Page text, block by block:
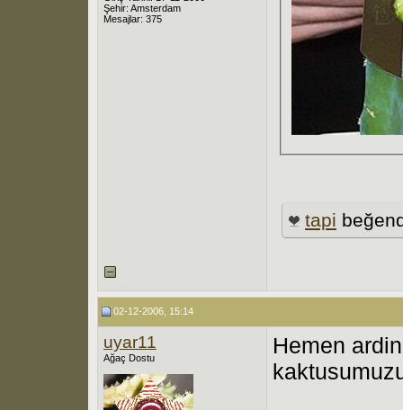
Şehir: Amsterdam
Mesajlar: 375
tapi
02-12-2006, 15:14
uyar11
Ağaç Dostu
Hemen